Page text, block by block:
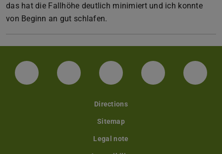
das hat die Fallhöhe deutlich minimiert und ich konnte
von Beginn an gut schlafen.
Facebook Instagram TikTok Bluesky
Directions
Sitemap
Legal note